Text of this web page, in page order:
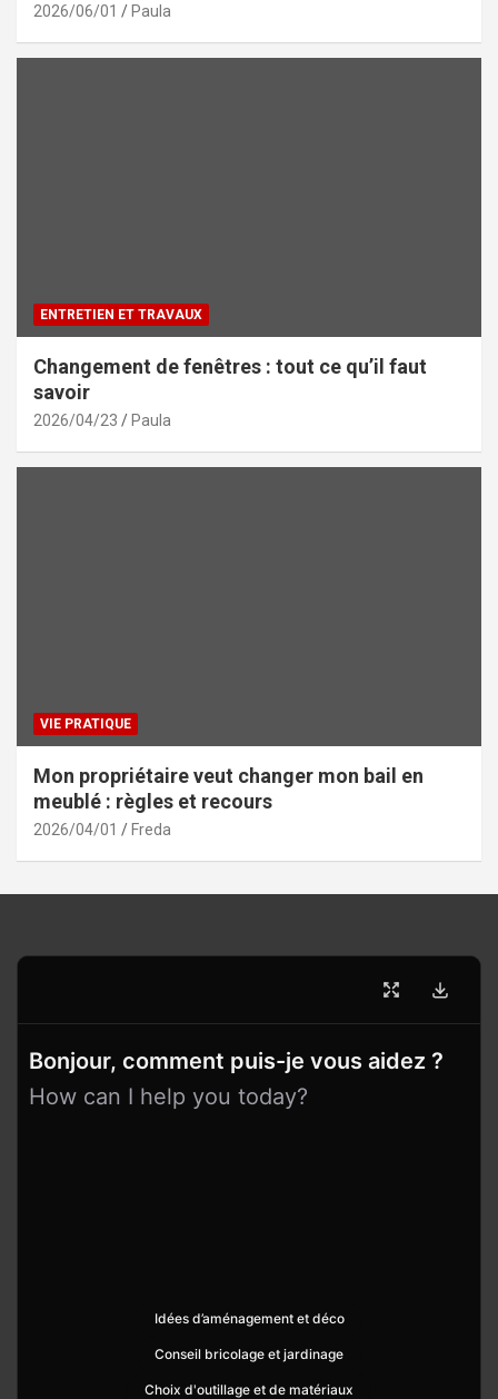
2026/06/01 Paula
ENTRETIEN ET TRAVAUX
Changement de fenêtres : tout ce qu’il faut
savoir
2026/04/23 Paula
VIE PRATIQUE
Mon propriétaire veut changer mon bail en
meublé : règles et recours
2026/04/01 Freda
Bonjour, comment puis-je vous aidez ?
How can I help you today?
Idées d’aménagement et déco
Conseil bricolage et jardinage
Choix d'outillage et de matériaux